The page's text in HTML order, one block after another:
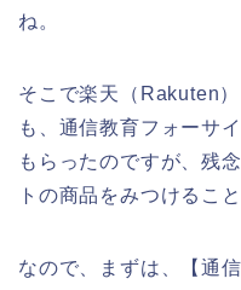
ね。
そこで楽天（Rakuten
も、通信教育フォーサ
もらったのですが、残
トの商品をみつけるこ
なので、まずは、【通